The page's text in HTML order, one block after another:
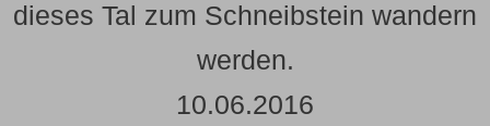
dieses Tal zum Schneibstein wandern
werden.
10.06.2016